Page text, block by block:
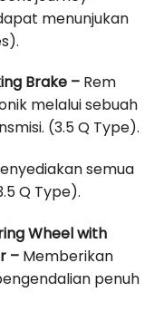
menunjukan
Brake – Rem
melalui sebuah
(3.5 Q Type).
semua
Q Type).
Wheel with
– Memberikan
penuh